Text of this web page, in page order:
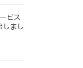
ビス
しまし